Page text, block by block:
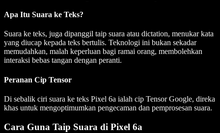
Apa Itu Suara ke Teks?
Suara ke teks, juga dipanggil taip suara atau dictation, menukar kata
yang diucap kepada teks bertulis. Teknologi ini bukan sekadar
memudahkan, malah keperluan bagi ramai orang, membolehkan
interaksi bebas tangan dengan peranti.
Peranan Cip Tensor
Di sebalik ciri suara ke teks Pixel 6a ialah cip Tensor Google, direka
khas untuk mengoptimumkan pengecaman dan pemprosesan suara.
Cara Guna Taip Suara di Pixel 6a